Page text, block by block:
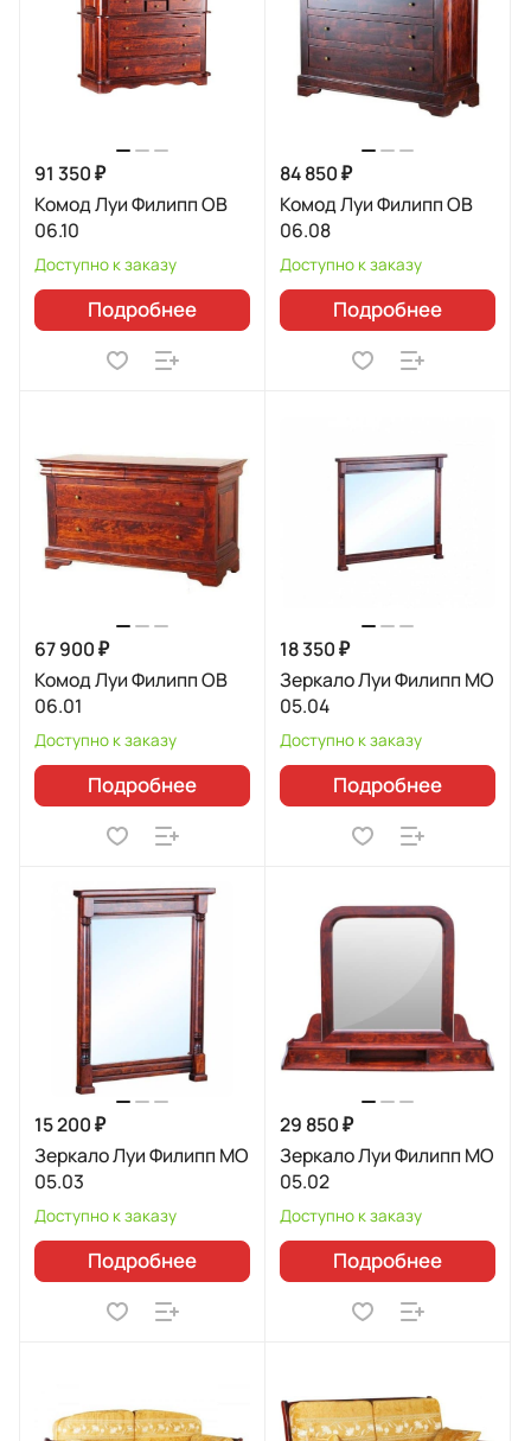
91 350 ₽
Комод Луи Филипп ОВ
06.10
Доступно к заказу
Подробнее
84 850 ₽
Комод Луи Филипп ОВ
06.08
Доступно к заказу
Подробнее
67 900 ₽
Комод Луи Филипп ОВ
06.01
Доступно к заказу
Подробнее
18 350 ₽
Зеркало Луи Филипп МО
05.04
Доступно к заказу
Подробнее
15 200 ₽
Зеркало Луи Филипп МО
05.03
Доступно к заказу
Подробнее
29 850 ₽
Зеркало Луи Филипп МО
05.02
Доступно к заказу
Подробнее